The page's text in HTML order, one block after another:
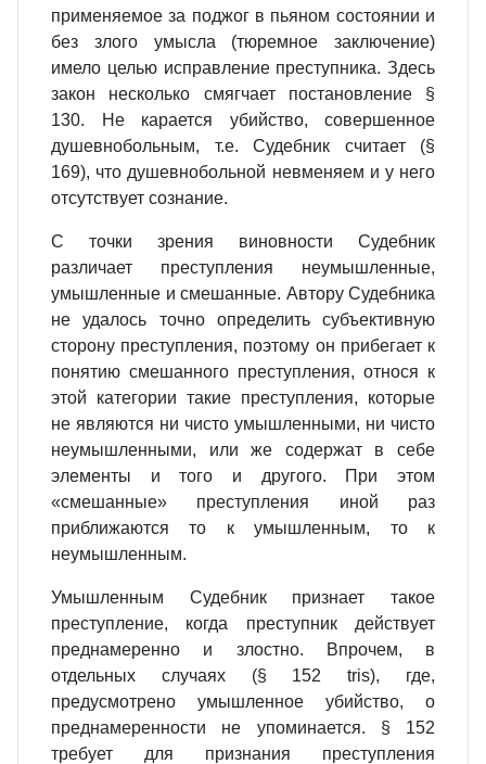
применяемое за поджог в пьяном состоянии и
без злого умысла (тюремное заключение)
имело целью исправление преступника. Здесь
закон несколько смягчает постановление §
130. Не карается убийство, совершенное
душевнобольным, т.е. Судебник считает (§
169), что душевнобольной невменяем и у него
отсутствует сознание.
С точки зрения виновности Судебник
различает преступления неумышленные,
умышленные и смешанные. Автору Судебника
не удалось точно определить субъективную
сторону преступления, поэтому он прибегает к
понятию смешанного преступления, относя к
этой категории такие преступления, которые
не являются ни чисто умышленными, ни чисто
неумышленными, или же содержат в себе
элементы и того и другого. При этом
«смешанные» преступления иной раз
приближаются то к умышленным, то к
неумышленным.
Умышленным Судебник признает такое
преступление, когда преступник действует
преднамеренно и злостно. Впрочем, в
отдельных случаях (§ 152 tris), где,
предусмотрено умышленное убийство, о
преднамеренности не упоминается. § 152
требует для признания преступления